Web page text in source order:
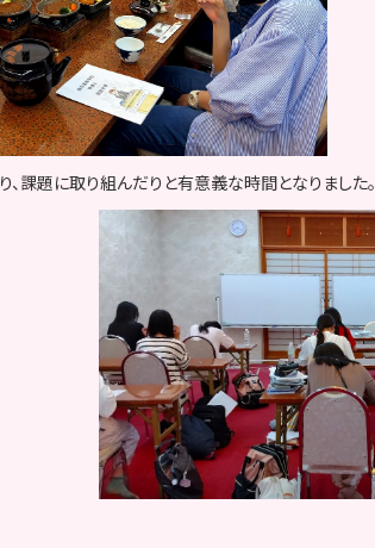
、課題に取り組んだりと有意義な時間となりました。